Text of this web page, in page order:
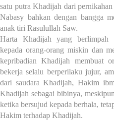
satu putra Khadijah dari
Nabasy bahkan dengan bangga
anak tiri Rasulullah Saw.
Harta Khadijah yang berlimpah
kepada orang-orang miskin dan
kepribadian Khadijah membuat
bekerja selalu berperilaku jujur,
dari saudara Khadijah, Hakim
Khadijah sebagai bibinya,
ketika bersujud kepada berhala,
Hakim terhadap Khadijah.